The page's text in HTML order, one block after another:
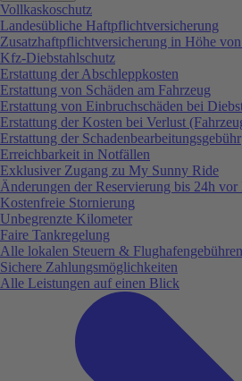
Vollkaskoschutz
Landesübliche Haftpflichtversicherung
Zusatzhaftpflichtversicherung in Höhe
Kfz-Diebstahlschutz
Erstattung der Abschleppkosten
Erstattung von Schäden am Fahrzeug
Erstattung von Einbruchschäden bei
Erstattung der Kosten bei Verlust
Erstattung der Schadenbearbeitungsgebühr
Erreichbarkeit in Notfällen
Exklusiver Zugang zu My Sunny Ride
Änderungen der Reservierung bis 24h
Kostenfreie Stornierung
Unbegrenzte Kilometer
Faire Tankregelung
Alle lokalen Steuern & Flughafengebühren
Sichere Zahlungsmöglichkeiten
Alle Leistungen auf einen Blick